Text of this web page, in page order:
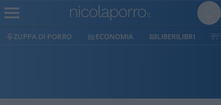
ECONOMIA LIBERILIBRI SHOP SOSTIENICI